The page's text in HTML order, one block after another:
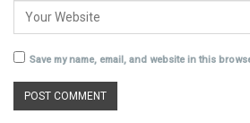
Save my name, email, and website in this